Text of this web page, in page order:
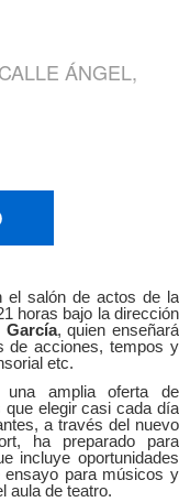
ÁNGEL,
el salón de actos de la
horas bajo la dirección
García, quien enseñará
de acciones, tempos y
etc.
una amplia oferta de
elegir casi cada día
a través del nuevo
ha preparado para
incluye oportunidades
ensayo para músicos y
aula de teatro.